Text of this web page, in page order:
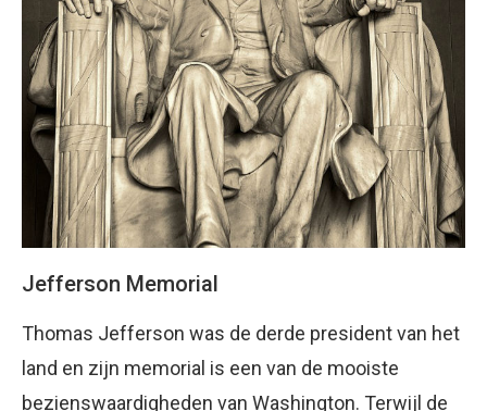
Jefferson Memorial
Thomas Jefferson was de derde president van het
land en zijn memorial is een van de mooiste
bezienswaardigheden van Washington. Terwijl de